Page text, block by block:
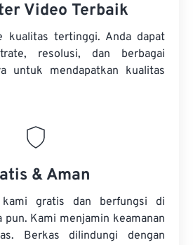
Video Terbaik
kualitas tertinggi. Anda dapat
resolusi, dan berbagai
untuk mendapatkan kualitas
& Aman
kami gratis dan berfungsi di
pun. Kami menjamin keamanan
Berkas dilindungi dengan